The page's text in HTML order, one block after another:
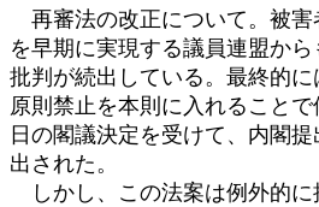
再審法の改正について。被害
を早期に実現する議員連盟か
批判が続出している。最終的
原則禁止を本則に入れること
日の閣議決定を受けて、内閣
出された。
しかし、この法案は例外的に